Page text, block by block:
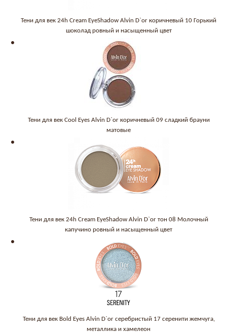
Тени для век 24h Cream EyeShadow Alvin D`or коричневый 10 Горький
шоколад ровный и насыщенный цвет
Тени для век Cool Eyes Alvin D`or коричневый 09 сладкий брауни
матовые
Тени для век 24h Cream EyeShadow Alvin D`or тон 08 Молочный
капучино ровный и насыщенный цвет
Тени для век Bold Eyes Alvin D`or серебристый 17 серенити жемчуга,
металлика и хамелеон